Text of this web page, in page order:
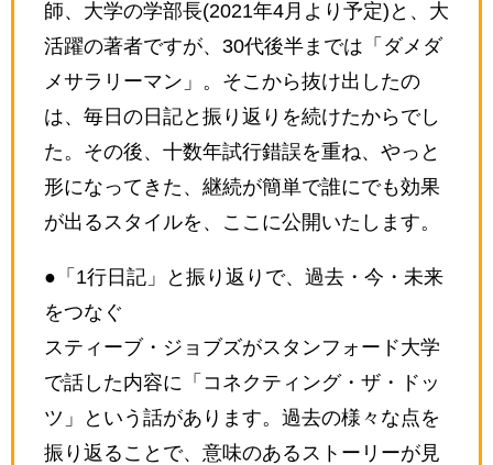
師、大学の学部長(2021年4月より予定)と、大
活躍の著者ですが、30代後半までは「ダメダ
メサラリーマン」。そこから抜け出したの
は、毎日の日記と振り返りを続けたからでし
た。その後、十数年試行錯誤を重ね、やっと
形になってきた、継続が簡単で誰にでも効果
が出るスタイルを、ここに公開いたします。
●「1行日記」と振り返りで、過去・今・未来
をつなぐ
スティーブ・ジョブズがスタンフォード大学
で話した内容に「コネクティング・ザ・ドッ
ツ」という話があります。過去の様々な点を
振り返ることで、意味のあるストーリーが見